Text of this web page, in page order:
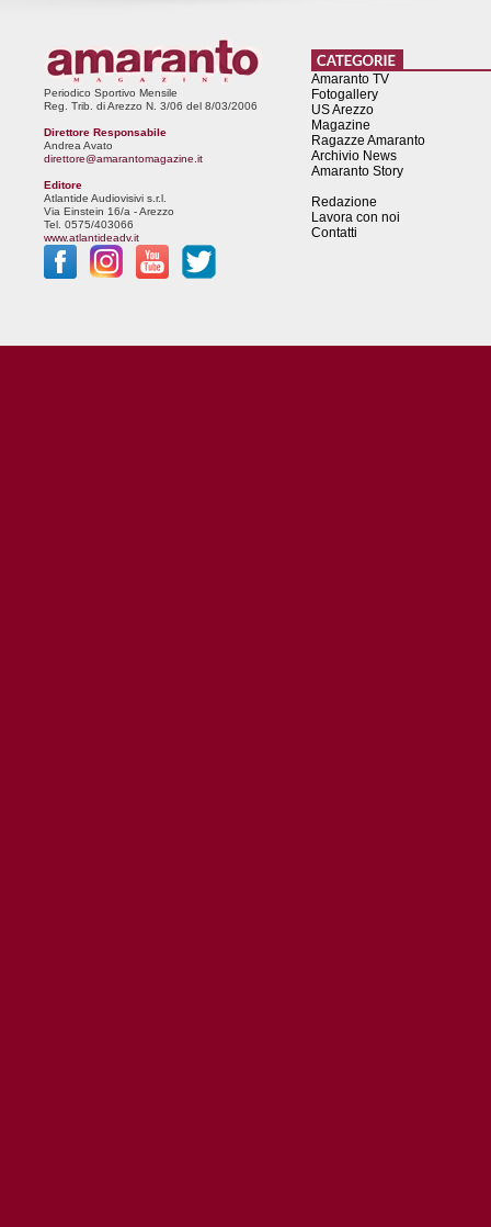
Periodico Sportivo Mensile
Reg. Trib. di Arezzo N. 3/06 del 8/03/2006
Direttore Responsabile
Andrea Avato
direttore@amarantomagazine.it
Editore
Atlantide Audiovisivi s.r.l.
Via Einstein 16/a - Arezzo
Tel. 0575/403066
www.atlantideadv.it
Amaranto TV
Fotogallery
US Arezzo
Magazine
Ragazze Amaranto
Archivio News
Amaranto Story
Redazione
Lavora con noi
Contatti